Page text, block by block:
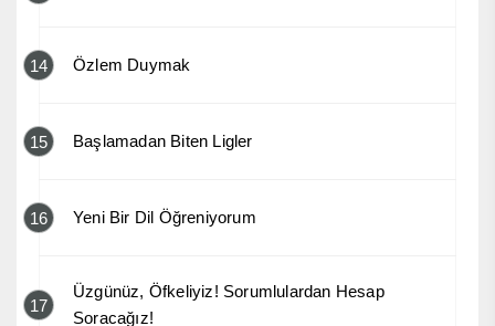
14 Özlem Duymak
15 Başlamadan Biten Ligler
16 Yeni Bir Dil Öğreniyorum
17
Üzgünüz, Öfkeliyiz! Sorumlulardan Hesap
Soracağız!